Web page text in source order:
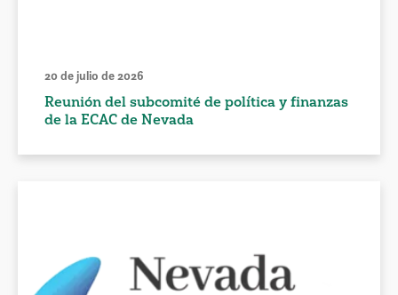
20 de julio de 2026
Reunión del subcomité de política y finanzas
de la ECAC de Nevada